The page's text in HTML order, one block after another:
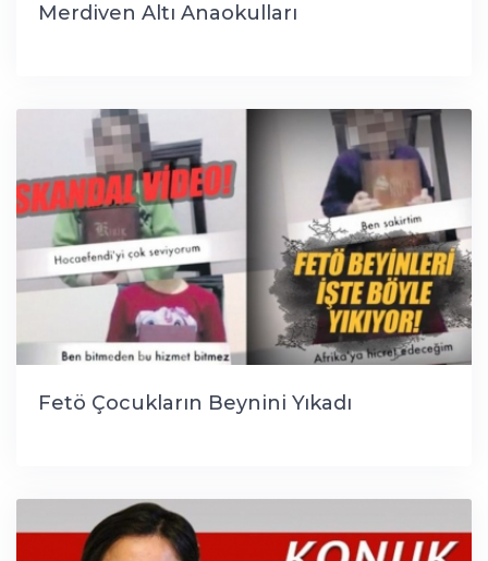
Merdiven Altı Anaokulları
Fetö Çocukların Beynini Yıkadı